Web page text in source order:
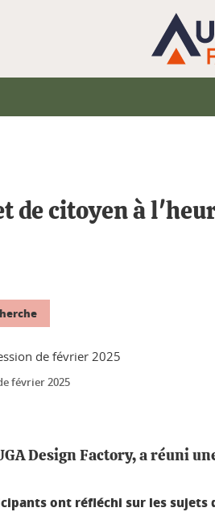
de citoyen à
février 2025
Design Factory, a réuni
ont réfléchi sur les sujets